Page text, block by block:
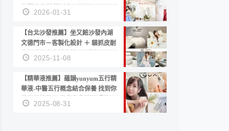
套服務 新娘備婚省心首選！
2026-01-31
【台北沙發推薦】坐又銘沙發內湖
文德門市－客製化設計 ＋ 貓抓皮耐
磨好清潔｜直營直銷、價格透明
高CP值打造夢想居家風格
2025-11-08
【精華液推薦】蘊韻yunyum五行精
華液-中醫五行概念結合保養 找到你
的專屬精華！ 水㊀土㊀就選「潤・
賦精華」維持肌膚剛剛好的平衡
2025-08-31